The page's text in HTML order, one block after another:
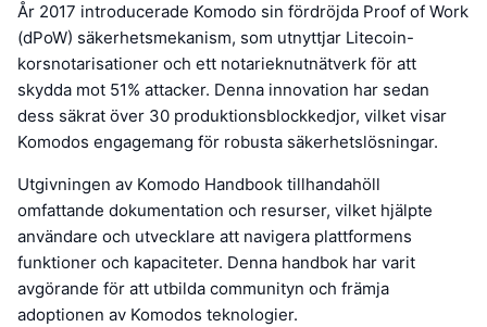
År 2017 introducerade Komodo sin fördröjda Proof of Work
(dPoW) säkerhetsmekanism, som utnyttjar Litecoin-
korsnotarisationer och ett notarieknutnätverk för att
skydda mot 51% attacker. Denna innovation har sedan
dess säkrat över 30 produktionsblockkedjor, vilket visar
Komodos engagemang för robusta säkerhetslösningar.
Utgivningen av Komodo Handbook tillhandahöll
omfattande dokumentation och resurser, vilket hjälpte
användare och utvecklare att navigera plattformens
funktioner och kapaciteter. Denna handbok har varit
avgörande för att utbilda communityn och främja
adoptionen av Komodos teknologier.